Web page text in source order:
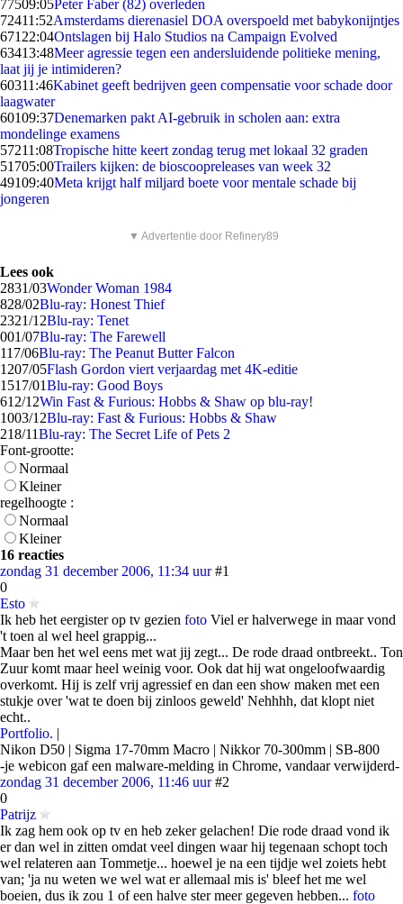
77509:05Peter Faber (82) overleden
72411:52Amsterdams dierenasiel DOA overspoeld met babykonijntjes
671 22:04Ontslagen bij Halo Studios na Campaign Evolved
63413:48Meer agressie tegen een andersluidende politieke mening,
laat jij je intimideren?
60311:46Kabinet geeft bedrijven geen compensatie voor schade door
laagwater
60109:37Denemarken pakt AI-gebruik in scholen aan: extra
mondelinge examens
57211:08Tropische hitte keert zondag terug met lokaal 32 graden
51705:00Trailers kijken: de bioscoopreleases van week 32
49109:40Meta krijgt half miljard boete voor mentale schade bij
jongeren
▼ Advertentie door Refinery89
Lees ook
2831/03Wonder Woman 1984
828/02Blu-ray: Honest Thief
2321/12Blu-ray: Tenet
001/07Blu-ray: The Farewell
117/06Blu-ray: The Peanut Butter Falcon
1207/05Flash Gordon viert verjaardag met 4K-editie
1517/01Blu-ray: Good Boys
612/12Win Fast & Furious: Hobbs & Shaw op blu-ray!
1003/12Blu-ray: Fast & Furious: Hobbs & Shaw
218/11Blu-ray: The Secret Life of Pets 2
Font-grootte:
Normaal
Kleiner
regelhoogte :
Normaal
Kleiner
16 reacties
zondag 31 december 2006, 11:34 uur #1
0
Esto
Ik heb het eergister op tv gezien foto Viel er halverwege in maar vond
't toen al wel heel grappig...
Maar ben het wel eens met wat jij zegt... De rode draad ontbreekt.. Ton
Zuur komt maar heel weinig voor. Ook dat hij wat ongeloofwaardig
overkomt. Hij is zelf vrij agressief en dan een show maken met een
stukje over 'wat te doen bij zinloos geweld' Nehhhh, dat klopt niet
echt..
Portfolio. |
Nikon D50 | Sigma 17-70mm Macro | Nikkor 70-300mm | SB-800
-je webicon gaf een malware-melding in Chrome, vandaar verwijderd-
zondag 31 december 2006, 11:46 uur #2
0
Patrijz
Ik zag hem ook op tv en heb zeker gelachen! Die rode draad vond ik
er dan wel in zitten omdat veel dingen waar hij tegenaan schopt toch
wel relateren aan Tommetje... hoewel je na een tijdje wel zoiets hebt
van; 'ja nu weten we wel wat er allemaal mis is' bleef het me wel
boeien, dus ik zou 1 of een halve ster meer gegeven hebben... foto